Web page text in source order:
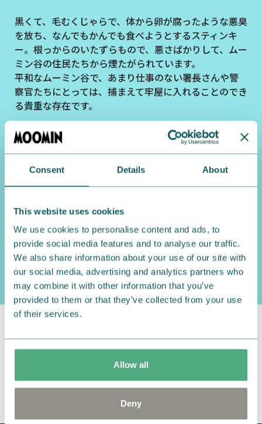
Consent Details About
This website uses cookies
We use cookies to personalise content and ads, to
provide social media features and to analyse our traffic.
We also share information about your use of our site with
our social media, advertising and analytics partners who
may combine it with other information that you’ve
provided to them or that they’ve collected from your use
of their services.
Allow all
Deny
黒くて、毛むくじゃらで、体から卵が腐ったような悪臭
を放ち、なんでもかんでも食べようとするスティンキ
ー。根っからのいたずらもので、悪さばかりして、ムー
ミン谷の住民たちから煙たがられています。
平和なムーミン谷で、あまり仕事のない署長さんや警
察官たちにとっては、捕まえて牢屋に入れることのでき
る貴重な存在です。
趣味は、盗み聞き、破壊行為、嘘をつくこと。泥棒と
して名を馳せることを自慢とし、その知名度を守るた
めになんでもやろうとします。動物園の猛獣を逃がして
しまったり、偽物の薬を売りつけようとしたり、面倒な
ことばかりしでかしますが、スティンキーの悪事はた
けるようなことはありません。本当の悪党を知ってい
るムーミン一家は、そんなスティンキーをかわいいと
さえ思っているようです。
スティンキーは小説には出てこない、コミックスだけ
で活躍するキャラクターです。